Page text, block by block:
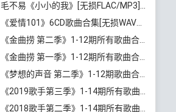
毛不易《小小的我》[无损FLAC/MP3]百度云网盘下载
《爱情101》6CD歌曲合集[无损WAV分轨/MP3/4.33GB]百度云网盘下载
《金曲捞 第二季》1-12期所有歌曲合集[无损FLAC/MP3/3.17GB]百度云网盘下载
《金曲捞 第一季》1-12期所有歌曲合集[无损FLAC/MP3/3.07GB]百度云网盘下载
《梦想的声音 第二季》1-12期歌曲合集[无损FLAC/MP3/5.2GB]百度云网盘下载
《2019歌手第三季》1-14期所有歌曲合集[无损FLAC/MP3/4.87GB]百度云网盘下载
《2018歌手第二季》1-14期所有歌曲打包[无损FLAC/MP3/7.26GB]百度云网盘下载